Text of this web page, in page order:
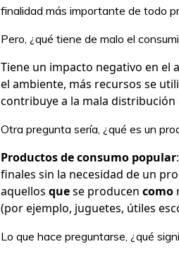
finalidad más importante de todo
Pero, ¿qué tiene de malo el
Tiene un impacto negativo en el
el ambiente, más recursos se
contribuye a la mala distribución
Otra pregunta sería, ¿qué es un
Productos de consumo popular
finales sin la necesidad de un
aquellos quese producen como
(por ejemplo, juguetes, útiles
Lo que hace preguntarse, ¿qué